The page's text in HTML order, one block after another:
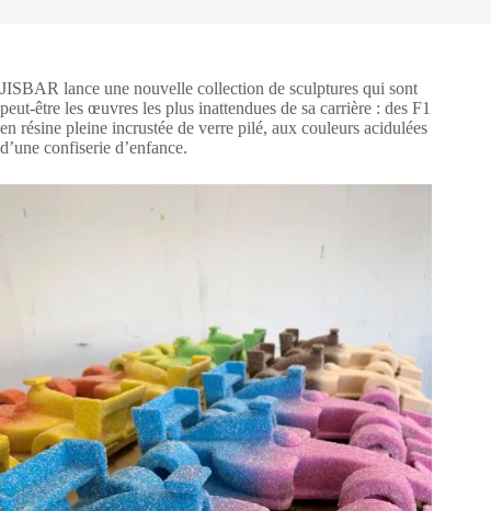
JISBAR lance une nouvelle collection de sculptures qui sont
peut-être les œuvres les plus inattendues de sa carrière : des F1
en résine pleine incrustée de verre pilé, aux couleurs acidulées
d’une confiserie d’enfance.